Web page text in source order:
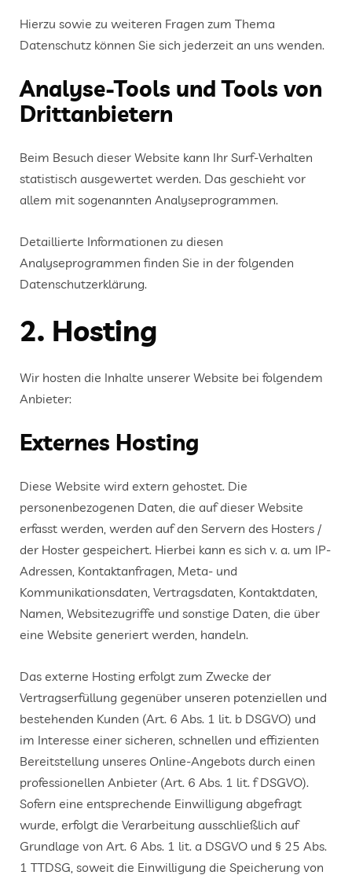
Hierzu sowie zu weiteren Fragen zum Thema
Datenschutz können Sie sich jederzeit an uns wenden.
Analyse-Tools und Tools von
Dritt­anbietern
Beim Besuch dieser Website kann Ihr Surf-Verhalten
statistisch ausgewertet werden. Das geschieht vor
allem mit sogenannten Analyseprogrammen.
Detaillierte Informationen zu diesen
Analyseprogrammen finden Sie in der folgenden
Datenschutzerklärung.
2. Hosting
Wir hosten die Inhalte unserer Website bei folgendem
Anbieter:
Externes Hosting
Diese Website wird extern gehostet. Die
personenbezogenen Daten, die auf dieser Website
erfasst werden, werden auf den Servern des Hosters /
der Hoster gespeichert. Hierbei kann es sich v. a. um IP-
Adressen, Kontaktanfragen, Meta- und
Kommunikationsdaten, Vertragsdaten, Kontaktdaten,
Namen, Websitezugriffe und sonstige Daten, die über
eine Website generiert werden, handeln.
Das externe Hosting erfolgt zum Zwecke der
Vertragserfüllung gegenüber unseren potenziellen und
bestehenden Kunden (Art. 6 Abs. 1 lit. b DSGVO) und
im Interesse einer sicheren, schnellen und effizienten
Bereitstellung unseres Online-Angebots durch einen
professionellen Anbieter (Art. 6 Abs. 1 lit. f DSGVO).
Sofern eine entsprechende Einwilligung abgefragt
wurde, erfolgt die Verarbeitung ausschließlich auf
Grundlage von Art. 6 Abs. 1 lit. a DSGVO und § 25 Abs.
1 TTDSG, soweit die Einwilligung die Speicherung von